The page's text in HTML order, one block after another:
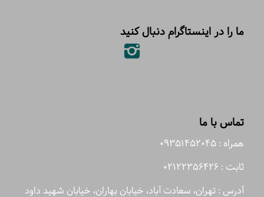
ما را در اینستاگرام دنبال کنید
تماس با ما
همراه : 09351452045
ثابت : 02122356426
آدرس : تهران، سعادت آباد، خیابان بهاران، خیابان شهید داود